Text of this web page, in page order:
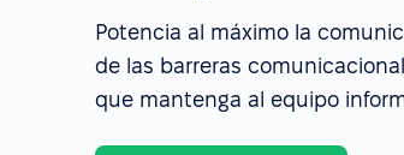
Potencia al máximo la
de las barreras
que mantenga al equipo